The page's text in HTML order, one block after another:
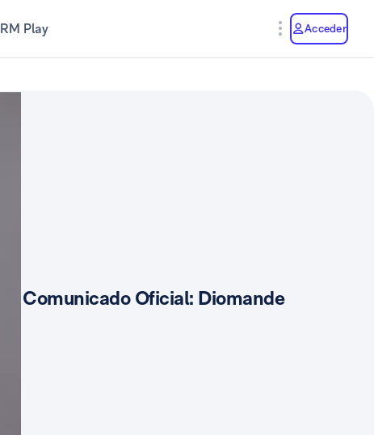
RM Play Acceder
Comunicado Oficial: Diomande